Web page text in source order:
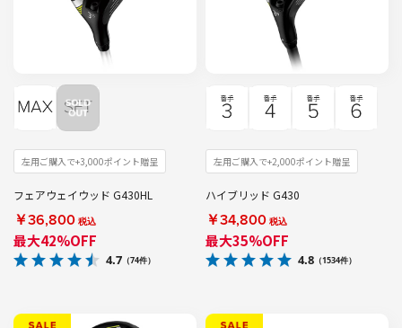
左用ご購入で+3,000ポイント贈呈
フェアウェイウッド G430HL
￥36,800 税込
最大42%OFF
4.7 （74件）
左用ご購入で+2,000ポイント贈呈
ハイブリッド G430
￥34,800 税込
最大35%OFF
4.8 （1534件）